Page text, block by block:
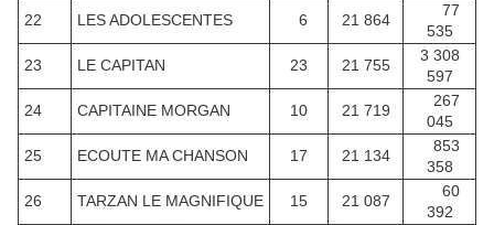
22
LES ADOLESCENTES 6 21 864
77
535
23
LE CAPITAN 23 21 755
3 308
597
24
CAPITAINE MORGAN 10 21 719
267
045
25
ECOUTE MA CHANSON 17 21 134
853
358
26
TARZAN LE MAGNIFIQUE 15 21 087
60
392